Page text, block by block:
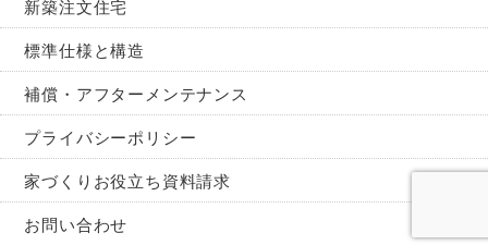
新築注文住宅
標準仕様と構造
補償・アフターメンテナンス
プライバシーポリシー
家づくりお役立ち資料請求
お問い合わせ